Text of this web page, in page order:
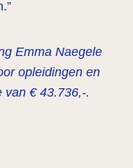
Emma Naegele
opleidingen en
van € 43.736,-.